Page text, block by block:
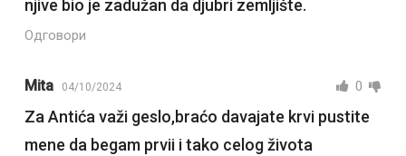
njive bio je zadužan da djubri zemljište.
Одговори
Mita 04/10/2024 0
Za Antića važi geslo,braćo davajate krvi pustite
mene da begam prvii i tako celog života